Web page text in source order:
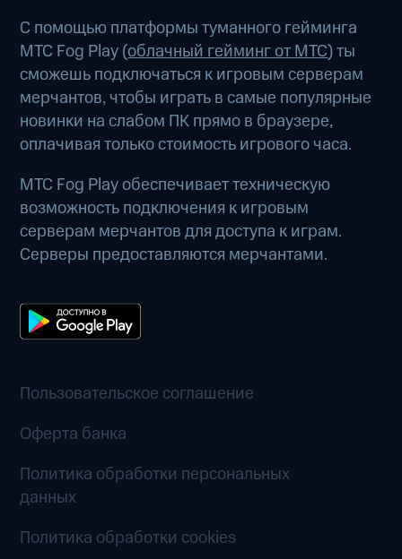
С помощью платформы туманного гейминга
МТС Fog Play (облачный гейминг от МТС) ты
сможешь подключаться к игровым серверам
мерчантов, чтобы играть в самые популярные
новинки на слабом ПК прямо в браузере,
оплачивая только стоимость игрового часа.
МТС Fog Play обеспечивает техническую
возможность подключения к игровым
серверам мерчантов для доступа к играм.
Серверы предоставляются мерчантами.
Пользовательское соглашение
Оферта банка
Политика обработки персональных
данных
Политика обработки cookies